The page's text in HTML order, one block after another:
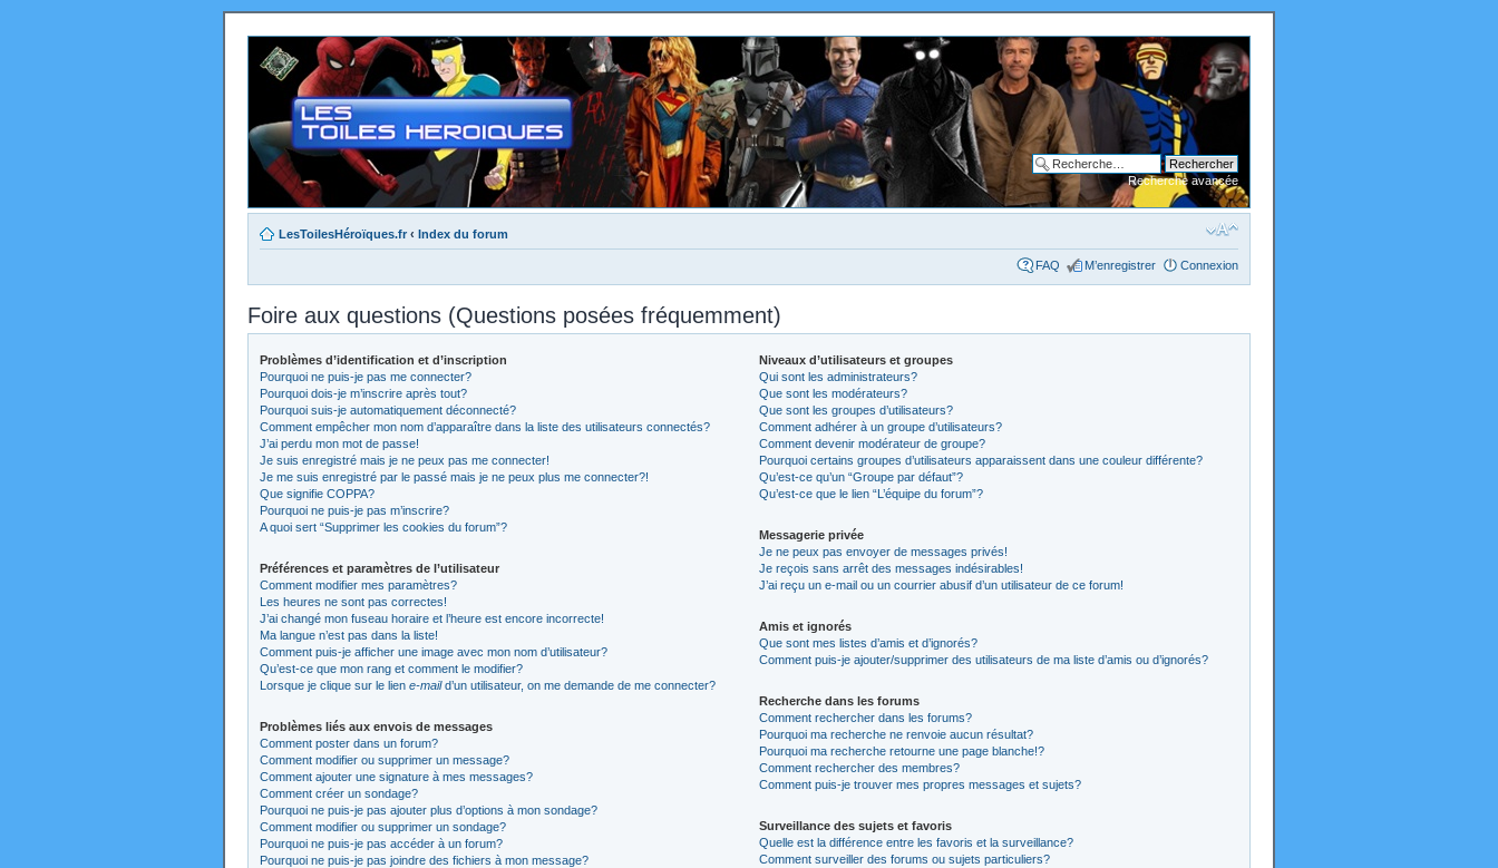
Recherche avancée
LesToilesHéroïques.fr ‹ Index du forum
FAQ M’enregistrer Connexion
Foire aux questions (Questions posées fréquemment)
Problèmes d’identification et d’inscription
Pourquoi ne puis-je pas me connecter?
Pourquoi dois-je m’inscrire après tout?
Pourquoi suis-je automatiquement déconnecté?
Comment empêcher mon nom d’apparaître dans la liste des utilisateurs connectés?
J’ai perdu mon mot de passe!
Je suis enregistré mais je ne peux pas me connecter!
Je me suis enregistré par le passé mais je ne peux plus me connecter?!
Que signifie COPPA?
Pourquoi ne puis-je pas m’inscrire?
A quoi sert “Supprimer les cookies du forum”?
Préférences et paramètres de l’utilisateur
Comment modifier mes paramètres?
Les heures ne sont pas correctes!
J’ai changé mon fuseau horaire et l’heure est encore incorrecte!
Ma langue n’est pas dans la liste!
Comment puis-je afficher une image avec mon nom d’utilisateur?
Qu’est-ce que mon rang et comment le modifier?
Lorsque je clique sur le lien e-maild’un utilisateur, on me demande de me connecter?
Problèmes liés aux envois de messages
Comment poster dans un forum?
Comment modifier ou supprimer un message?
Comment ajouter une signature à mes messages?
Comment créer un sondage?
Pourquoi ne puis-je pas ajouter plus d’options à mon sondage?
Comment modifier ou supprimer un sondage?
Pourquoi ne puis-je pas accéder à un forum?
Pourquoi ne puis-je pas joindre des fichiers à mon message?
Niveaux d’utilisateurs et groupes
Qui sont les administrateurs?
Que sont les modérateurs?
Que sont les groupes d’utilisateurs?
Comment adhérer à un groupe d’utilisateurs?
Comment devenir modérateur de groupe?
Pourquoi certains groupes d’utilisateurs apparaissent dans une couleur différente?
Qu’est-ce qu’un “Groupe par défaut”?
Qu’est-ce que le lien “L’équipe du forum”?
Messagerie privée
Je ne peux pas envoyer de messages privés!
Je reçois sans arrêt des messages indésirables!
J’ai reçu un e-mail ou un courrier abusif d’un utilisateur de ce forum!
Amis et ignorés
Que sont mes listes d’amis et d’ignorés?
Comment puis-je ajouter/supprimer des utilisateurs de ma liste d’amis ou d’ignorés?
Recherche dans les forums
Comment rechercher dans les forums?
Pourquoi ma recherche ne renvoie aucun résultat?
Pourquoi ma recherche retourne une page blanche!?
Comment rechercher des membres?
Comment puis-je trouver mes propres messages et sujets?
Surveillance des sujets et favoris
Quelle est la différence entre les favoris et la surveillance?
Comment surveiller des forums ou sujets particuliers?